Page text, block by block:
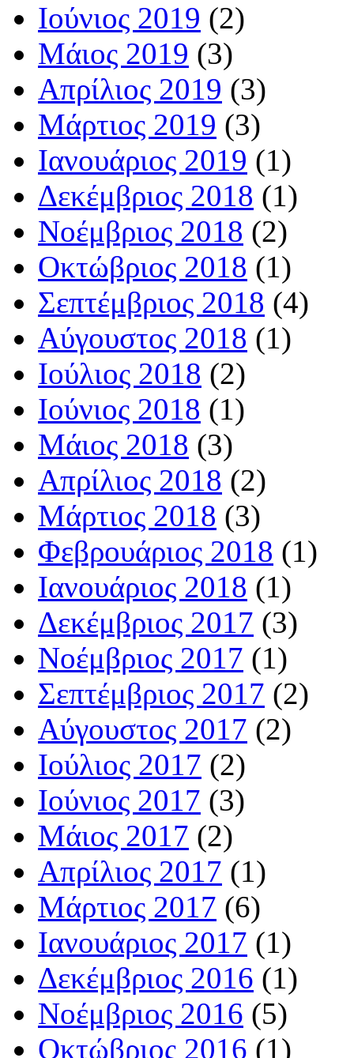
Ιούνιος 2019 (2)
Μάιος 2019 (3)
Απρίλιος 2019 (3)
Μάρτιος 2019 (3)
Ιανουάριος 2019 (1)
Δεκέμβριος 2018 (1)
Νοέμβριος 2018 (2)
Οκτώβριος 2018 (1)
Σεπτέμβριος 2018 (4)
Αύγουστος 2018 (1)
Ιούλιος 2018 (2)
Ιούνιος 2018 (1)
Μάιος 2018 (3)
Απρίλιος 2018 (2)
Μάρτιος 2018 (3)
Φεβρουάριος 2018 (1)
Ιανουάριος 2018 (1)
Δεκέμβριος 2017 (3)
Νοέμβριος 2017 (1)
Σεπτέμβριος 2017 (2)
Αύγουστος 2017 (2)
Ιούλιος 2017 (2)
Ιούνιος 2017 (3)
Μάιος 2017 (2)
Απρίλιος 2017 (1)
Μάρτιος 2017 (6)
Ιανουάριος 2017 (1)
Δεκέμβριος 2016 (1)
Νοέμβριος 2016 (5)
Οκτώβριος 2016 (1)